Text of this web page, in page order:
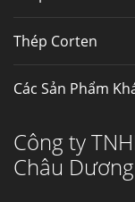
Thép Corten
Các Sản Phẩm
Công ty
Châu Dương